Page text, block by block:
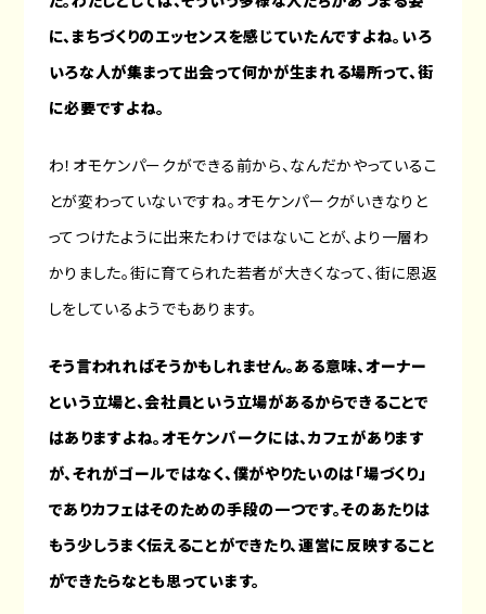
に、まちづくりのエッセンスを感じていたんですよね。いろ
いろな人が集まって出会って何かが生まれる場所って、街
に必要ですよね。
わ！オモケンパークができる前から、なんだかやっているこ
とが変わっていないですね。オモケンパークがいきなりと
ってつけたように出来たわけではないことが、より一層わ
かりました。街に育てられた若者が大きくなって、街に恩返
しをしているようでもあります。
そう言われればそうかもしれません。ある意味、オーナー
という立場と、会社員という立場があるからできることで
はありますよね。オモケンパークには、カフェがあります
が、それがゴールではなく、僕がやりたいのは「場づくり」
でありカフェはそのための手段の一つです。そのあたりは
もう少しうまく伝えることができたり、運営に反映すること
ができたらなとも思っています。